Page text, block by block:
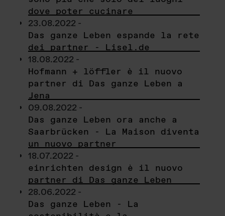
dove poter cucinare
23.08.2022 -
Das ganze Leben espande la rete
dei partner - Lisel.de
18.08.2022 -
Hofmann + löffler è il nuovo
partner di Das ganze Leben a
Jena
09.08.2022 -
Das ganze Leben ora anche a
Saarbrücken - La Maison diventa
un nuovo partner
18.07.2022 -
einrichten design è il nuovo
partner di Das ganze Leben
28.06.2022 -
Das ganze Leben - La